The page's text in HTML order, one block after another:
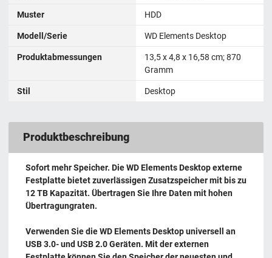
Muster HDD
Modell/Serie WD Elements Desktop
Produktabmessungen
‎13,5 x 4,8 x 16,58 cm; 870
Gramm
Stil Desktop
Produktbeschreibung
Sofort mehr Speicher. Die WD Elements Desktop externe
Festplatte bietet zuverlässigen Zusatzspeicher mit bis zu
12 TB Kapazität. Übertragen Sie Ihre Daten mit hohen
Übertragungraten.
Verwenden Sie die WD Elements Desktop universell an
USB 3.0- und USB 2.0 Geräten. Mit der externen